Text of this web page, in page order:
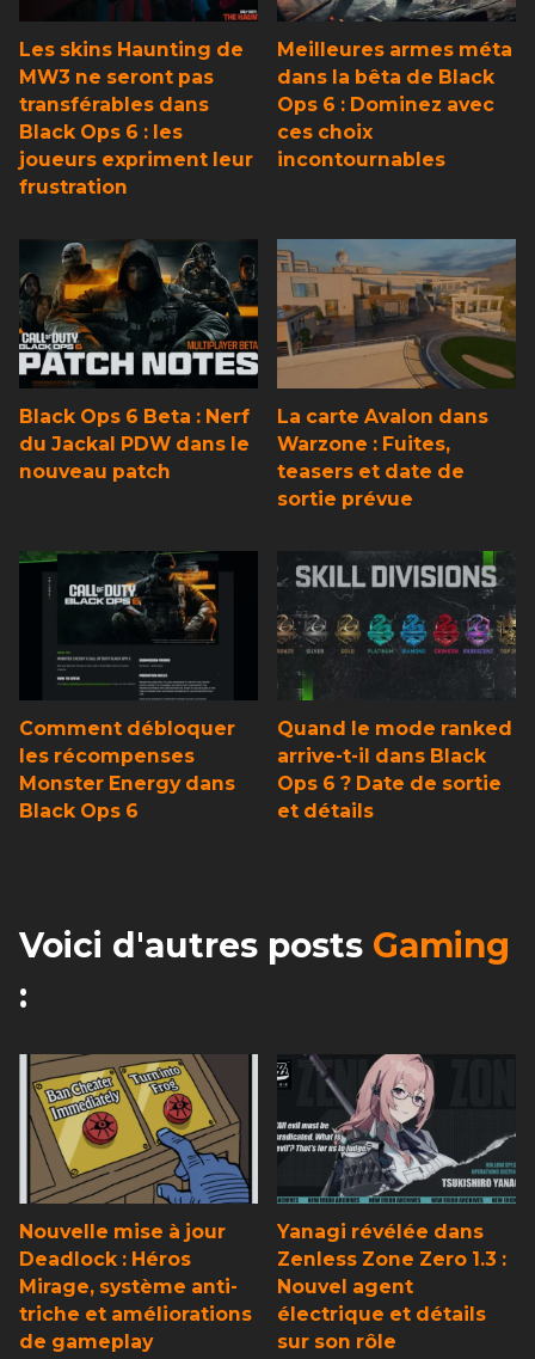
Les skins Haunting de
MW3 ne seront pas
transférables dans
Black Ops 6 : les
joueurs expriment leur
frustration
Meilleures armes méta
dans la bêta de Black
Ops 6 : Dominez avec
ces choix
incontournables
Black Ops 6 Beta : Nerf
du Jackal PDW dans le
nouveau patch
La carte Avalon dans
Warzone : Fuites,
teasers et date de
sortie prévue
Comment débloquer
les récompenses
Monster Energy dans
Black Ops 6
Quand le mode ranked
arrive-t-il dans Black
Ops 6 ? Date de sortie
et détails
Voici d'autres posts Gaming
:
Nouvelle mise à jour
Deadlock : Héros
Mirage, système anti-
triche et améliorations
de gameplay
Yanagi révélée dans
Zenless Zone Zero 1.3 :
Nouvel agent
électrique et détails
sur son rôle